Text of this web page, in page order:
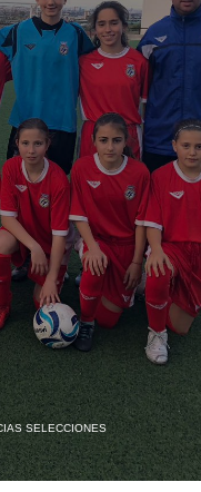
SELECCIONES